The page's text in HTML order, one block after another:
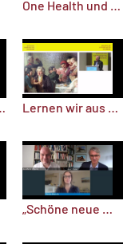
One Health und Tierseuchen
„Schöne neue Welt? – Chancen und Grenzen medizinischen Fortschritts in Geschichte und Gegenwart“ / Teil 2